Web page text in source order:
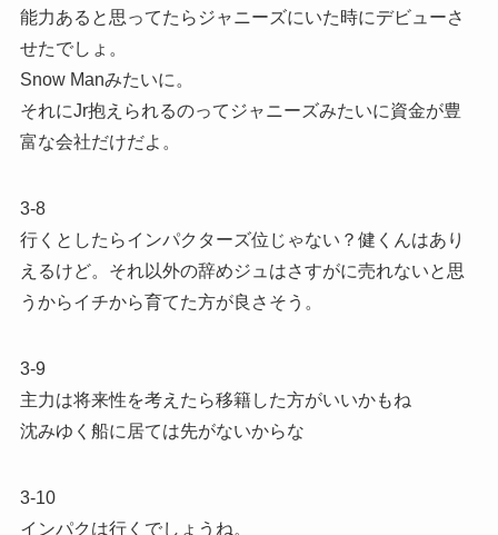
能力あると思ってたらジャニーズにいた時にデビューさ
せたでしょ。
Snow Manみたいに。
それにJr抱えられるのってジャニーズみたいに資金が豊
富な会社だけだよ。
3-8
行くとしたらインパクターズ位じゃない？健くんはあり
えるけど。それ以外の辞めジュはさすがに売れないと思
うからイチから育てた方が良さそう。
3-9
主力は将来性を考えたら移籍した方がいいかもね
沈みゆく船に居ては先がないからな
3-10
インパクは行くでしょうね。